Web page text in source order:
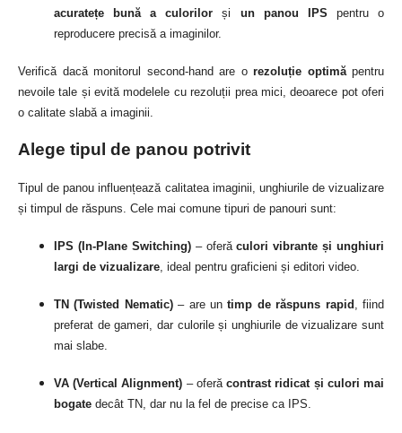
acuratețe bună a culorilor și un panou IPS pentru o
reproducere precisă a imaginilor.
Verifică dacă monitorul second-hand are o rezoluție optimăpentru
nevoile tale și evită modelele cu rezoluții prea mici, deoarece pot oferi
o calitate slabă a imaginii.
Alege tipul de panou potrivit
Tipul de panou influențează calitatea imaginii, unghiurile de vizualizare
și timpul de răspuns. Cele mai comune tipuri de panouri sunt:
IPS (In-Plane Switching)– oferăculori vibrante și unghiuri
largi de vizualizare, ideal pentru graficieni și editori video.
TN (Twisted Nematic)– are untimp de răspuns rapid
, fiind
preferat de gameri, dar culorile și unghiurile de vizualizare sunt
mai slabe.
VA (Vertical Alignment) – oferăcontrast ridicat și culori mai
bogate decât TN, dar nu la fel de precise ca IPS.